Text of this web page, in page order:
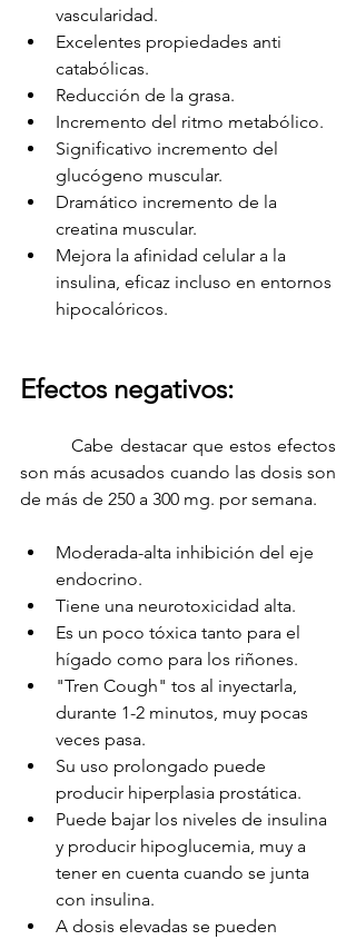
vascularidad.
Excelentes propiedades anti
catabólicas.
Reducción de la grasa.
Incremento del ritmo metabólico.
Significativo incremento del
glucógeno muscular.
Dramático incremento de la
creatina muscular.
Mejora la afinidad celular a la
insulina, eficaz incluso en entornos
hipocalóricos.
Efectos negativos:
Cabe destacar que estos efectos
son más acusados cuando las dosis son
de más de 250 a 300 mg. por semana.
Moderada-alta inhibición del eje
endocrino.
Tiene una neurotoxicidad alta.
Es un poco tóxica tanto para el
hígado como para los riñones.
"Tren Cough" tos al inyectarla,
durante 1-2 minutos, muy pocas
veces pasa.
Su uso prolongado puede
producir hiperplasia prostática.
Puede bajar los niveles de insulina
y producir hipoglucemia, muy a
tener en cuenta cuando se junta
con insulina.
A dosis elevadas se pueden